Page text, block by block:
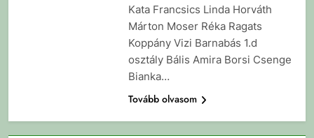
Kata Francsics Linda Horváth
Márton Moser Réka Ragats
Koppány Vizi Barnabás 1.d
osztály Bális Amira Borsi Csenge
Bianka…
Tovább olvasom